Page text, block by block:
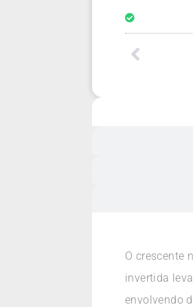
O crescente
invertida
envolvendo